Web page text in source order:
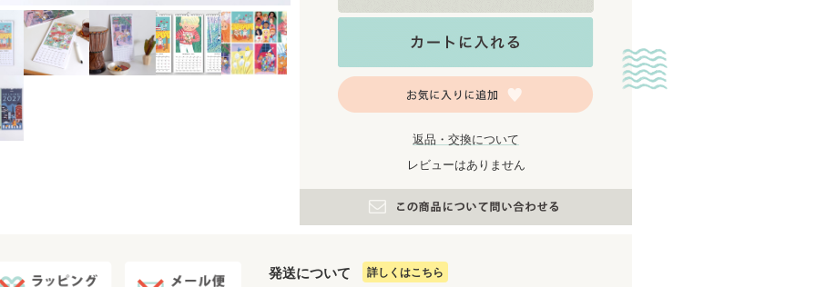
返品・交換について
レビューはありません
発送について 詳しくはこちら